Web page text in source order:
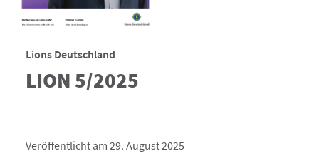
Lions Deutschland
LION 5/2025
Veröffentlicht am 29. August 2025